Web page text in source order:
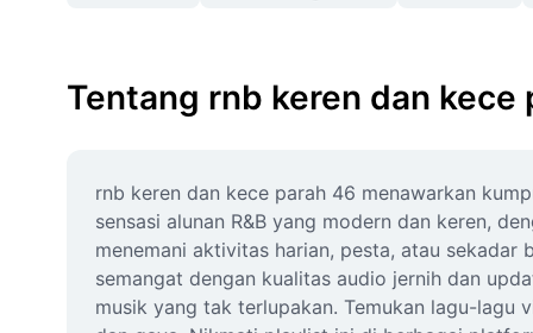
Tentang rnb keren dan kece
rnb keren dan kece parah 46 menawarkan
sensasi alunan R&B yang modern dan keren,
menemani aktivitas harian, pesta, atau sekadar
semangat dengan kualitas audio jernih dan
musik yang tak terlupakan. Temukan lagu-lagu